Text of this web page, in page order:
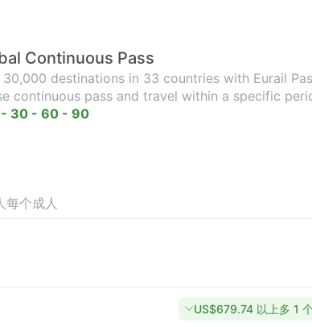
Continuous Pass
destinations in 33 countries with Eurail
continuous pass and travel within a specific
- 30 - 60 - 90
每个成人
US$679.74 以上多 1